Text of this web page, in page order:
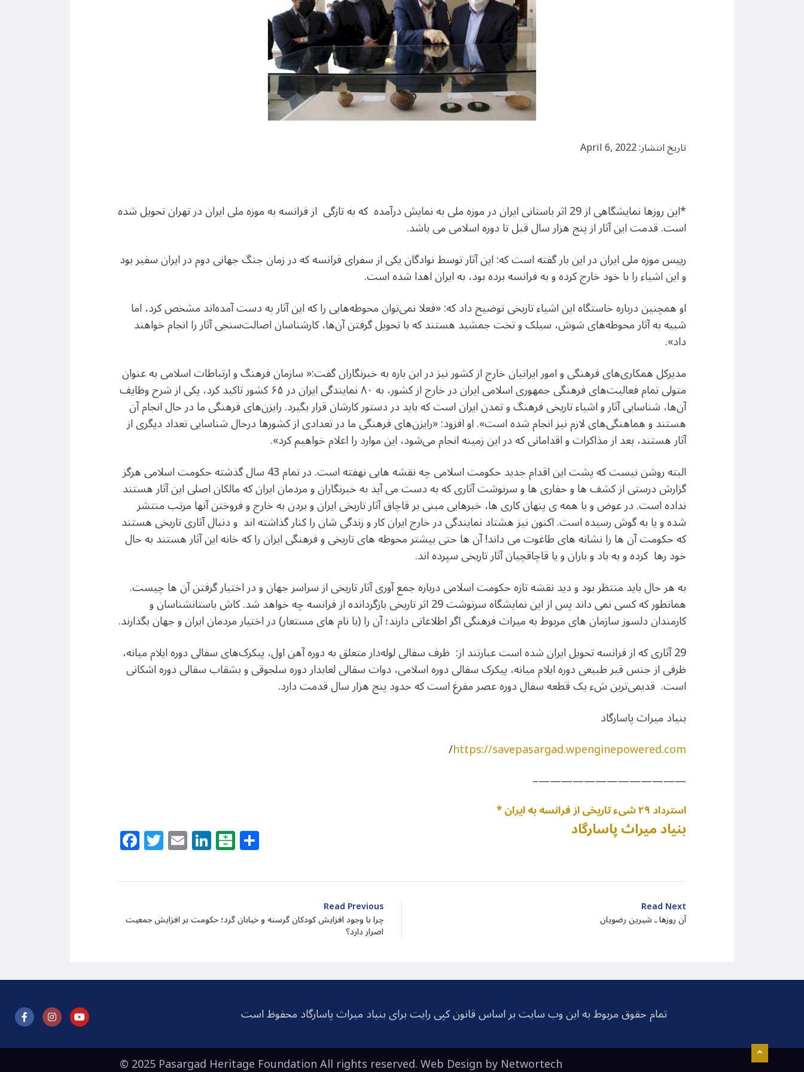
تاریخ انتشار: April 6, 2022
*این روزها نمایشگاهی از 29 اثر باستانی ایران در موزه ملی به نمایش درآمده که به تازگی از فرانسه به موزه ملی ایران در تهران تحویل شده
است. قدمت این آثار از پنج هزار سال قبل تا دوره اسلامی می باشد.
رییس موزه ملی ایران در این بار گفته است که: این آثار توسط نوادگان یکی از سفرای فرانسه که در زمان جنگ جهانی دوم در ایران سفیر بود
و این اشیاء را با خود خارج کرده و به فرانسه برده بود، به ایران اهدا شده است.
او همچنین درباره خاستگاه این اشیاء تاریخی توضیح داد که: «فعلا نمی‌توان محوطه‌هایی را که این آثار به دست آمده‌اند مشخص کرد، اما
شبیه به آثار محوطه‌های شوش، سیلک و تخت جمشید هستند که با تحویل گرفتن آن‌ها، کارشناسان اصالت‌سنجی آثار را انجام خواهند
داد».
مدیرکل همکاری‌های فرهنگی و امور ایرانیان خارج از کشور نیز در ابن باره به خبرنگاران گفت:« سازمان فرهنگ و ارتباطات اسلامی به عنوان
متولی تمام فعالیت‌های فرهنگی جمهوری اسلامی ایران در خارج از کشور، به ۸۰ نمایندگی ایران در ۶۵ کشور تاکید کرد، یکی از شرح وظایف
آن‌ها، شناسایی آثار و اشیاء تاریخی فرهنگ و تمدن ایران است که باید در دستور کارشان قرار بگیرد. رایزن‌های فرهنگی ما در حال انجام آن
هستند و هماهنگی‌های لازم نیز انجام شده است». او افزود: «رایزن‌های فرهنگی ما در تعدادی از کشورها درحال شناسایی تعداد دیگری از
آثار هستند، بعد از مذاکرات و اقداماتی که در این زمینه انجام می‌شود، این موارد را اعلام خواهیم کرد».
البته روشن نیست که پشت این اقدام جدید حکومت اسلامی چه نقشه هایی نهفته است. در تمام 43 سال گذشته حکومت اسلامی هرگز
گزارش درستی از کشف ها و حفاری ها و سرنوشت آثاری که به دست می آید به خبرنگاران و مردمان ایران که مالکان اصلی این آثار هستند
نداده است. در عوض و با همه ی پنهان کاری ها، خبرهایی مبنی بر قاچاق آثار تاریخی ایران و بردن به خارج و فروختن آنها مرتب منتشر
شده و یا به گوش رسیده است. اکنون نیز هشتاد نمایندگی در خارج ایران کار و زندگی شان را کنار گذاشته اند و دنبال آثاری تاریخی هستند
که حکومت آن ها را نشانه های طاغوت می داند! آن ها حتی بیشتر محوطه های تاریخی و فرهنگی ایران را که خانه این آثار هستند به حال
خود رها کرده و به باد و باران و یا قاچاقچیان آثار تاریخی سپرده اند.
به هر حال باید منتظر بود و دید نقشه تازه حکومت اسلامی درباره جمع آوری آثار تاریخی از سراسر جهان و در اختیار گرفتن آن ها چیست.
همانطور که کسی نمی داند پس از این نمایشگاه سرنوشت 29 اثر تاریخی بازگردانده از فرانسه چه خواهد شد. کاش باستانشناسان و
کارمندان دلسوز سازمان های مربوط به میراث فرهنگی اگر اطلاعاتی دارند؛ آن را (با نام های مستعار) در اختیار مردمان ایران و جهان بگذارند.
29 آثاری که از فرانسه تحویل ایران شده است عبارتند از: ظرف سفالی لوله‌دار متعلق به دوره آهن اول، پیکرک‌های سفالی دوره ایلام میانه،
ظرفی از جنس قیر طبیعی دوره ایلام میانه، پیکرک سفالی دوره اسلامی، دوات سفالی لعابدار دوره سلجوقی و بشقاب سفالی دوره اشکانی
است. قدیمی‌ترین ش‌ء یک قطعه سفال دوره عصر مفرغ است که حدود پنج هزار سال قدمت دارد.
بنیاد میراث پاسارگاد
https://savepasargad.wpenginepowered.com
/
—————————————–
* استرداد ۲۹ شی‌ء تاریخی از فرانسه به ایران
Facebook
Twitter
EmailLinkedIn
Balatarin بنیاد میراث پاسارگاد
Read Previous
چرا با وجود افزایش کودکان گرسنه و خیابان گرد؛ حکومت بر افزایش جمعیت
اصرار دارد؟
Read Next
آن روزها ـ شیرین رضویان
تمام حقوق مربوط به این وب سایت بر اساس قانون کپی رایت برای بنیاد میراث پاسارگاد محفوظ است
© 2025 Pasargad Heritage Foundation All rights reserved. Web Design byNetwortech